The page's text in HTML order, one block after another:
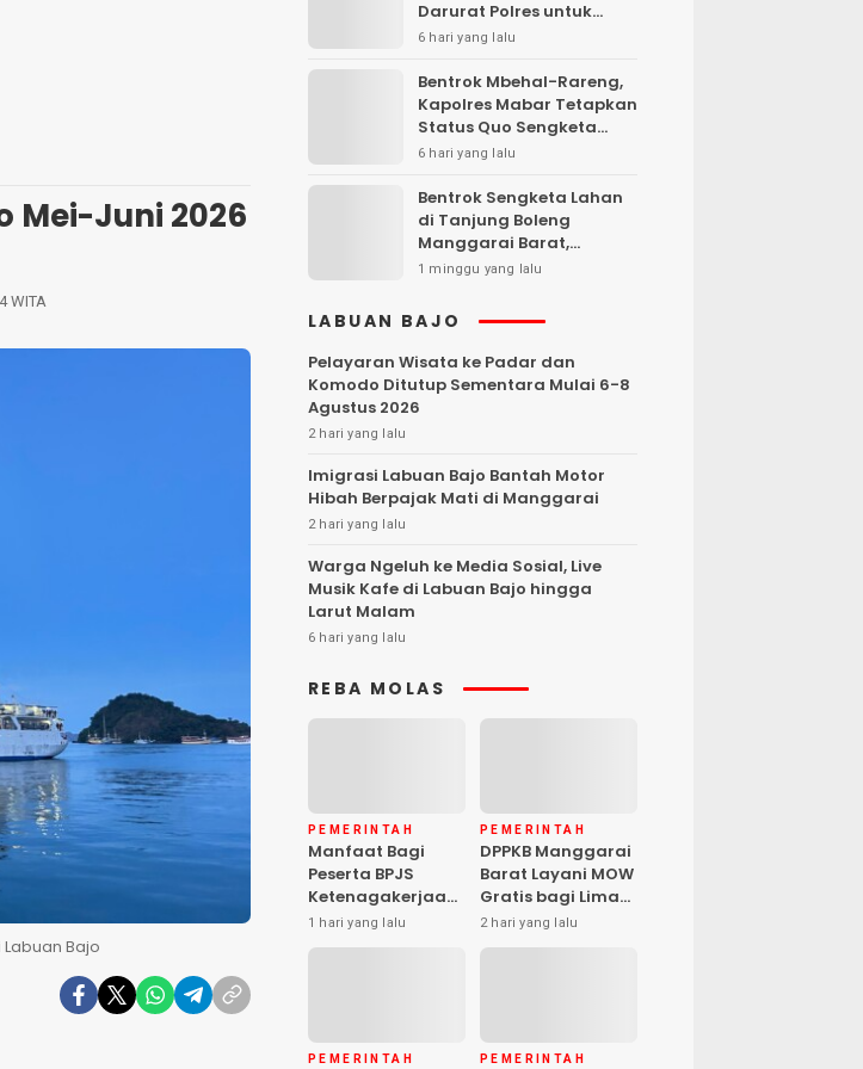
Mei-Juni 2026
WITA
Bajo
Darurat Polres untuk
Laporan Kamtibmas
6 hari yang lalu
Bentrok Mbehal-Rareng,
Kapolres Mabar Tetapkan
Status Quo Sengketa
Lengkong Warang
6 hari yang lalu
Bentrok Sengketa Lahan
di Tanjung Boleng
Manggarai Barat,
Kendaraan Dibakar
1 minggu yang lalu
LABUAN BAJO
Pelayaran Wisata ke Padar dan
Komodo Ditutup Sementara Mulai 6-8
Agustus 2026
2 hari yang lalu
Imigrasi Labuan Bajo Bantah Motor
Hibah Berpajak Mati di Manggarai
2 hari yang lalu
Warga Ngeluh ke Media Sosial, Live
Musik Kafe di Labuan Bajo hingga
Larut Malam
6 hari yang lalu
REBA MOLAS
PEMERINTAH
Manfaat Bagi
Peserta BPJS
Ketenagakerjaan
Dapat Santunan
Kematian hingga
1 hari yang lalu
PEMERINTAH
DPPKB Manggarai
Barat Layani MOW
Gratis bagi Lima
Peserta, Biaya
Ditanggung
2 hari yang lalu
PEMERINTAH PEMERINTAH